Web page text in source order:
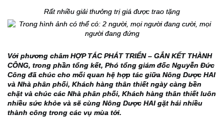
Rất nhiều giải thưởng trị giá được trao tặng
Với phương châm HỢP TÁC PHÁT TRIỂN – GẮN KẾT THÀNH
CÔNG, trong phần tổng kết, Phó tổng giám đốc Nguyễn Đức
Công đã chúc cho mối quan hệ hợp tác giữa Nông Dược HAI
và Nhà phân phối, Khách hàng thân thiết ngày càng bền
chặt và chúc các Nhà phân phối, Khách hàng thân thiết luôn
nhiều sức khỏe và sẽ cùng Nông Dược HAI gặt hái nhiều
thành công trong các vụ mùa tới.